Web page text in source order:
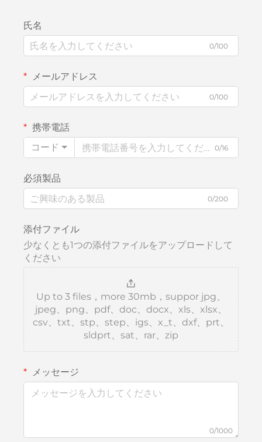
氏名
0/100
メールアドレス
0/100
携帯電話
コード
0/16
必須製品
0/200
添付ファイル
少なくとも1つの添付ファイルをアップロードして
ください
Up to 3 files，more 30mb，suppor jpg、
jpeg、png、pdf、doc、docx、xls、xlsx、
csv、txt、stp、step、igs、x_t、dxf、prt、
sldprt、sat、rar、zip
メッセージ
0/1000